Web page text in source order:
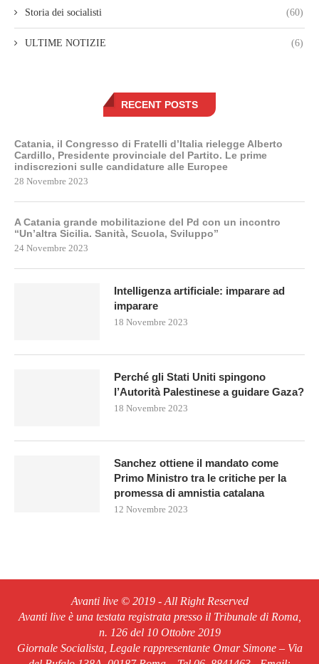
Storia dei socialisti (60)
ULTIME NOTIZIE (6)
RECENT POSTS
Catania, il Congresso di Fratelli d’Italia rielegge Alberto
Cardillo, Presidente provinciale del Partito. Le prime
indiscrezioni sulle candidature alle Europee
28 Novembre 2023
A Catania grande mobilitazione del Pd con un incontro
“Un’altra Sicilia. Sanità, Scuola, Sviluppo”
24 Novembre 2023
Intelligenza artificiale: imparare ad
imparare
18 Novembre 2023
Perché gli Stati Uniti spingono
l’Autorità Palestinese a guidare Gaza?
18 Novembre 2023
Sanchez ottiene il mandato come
Primo Ministro tra le critiche per la
promessa di amnistia catalana
12 Novembre 2023
Avanti live © 2019 - All Right Reserved
Avanti live è una testata registrata presso il Tribunale di Roma,
n. 126 del 10 Ottobre 2019
Giornale Socialista, Legale rappresentante Omar Simone – Via